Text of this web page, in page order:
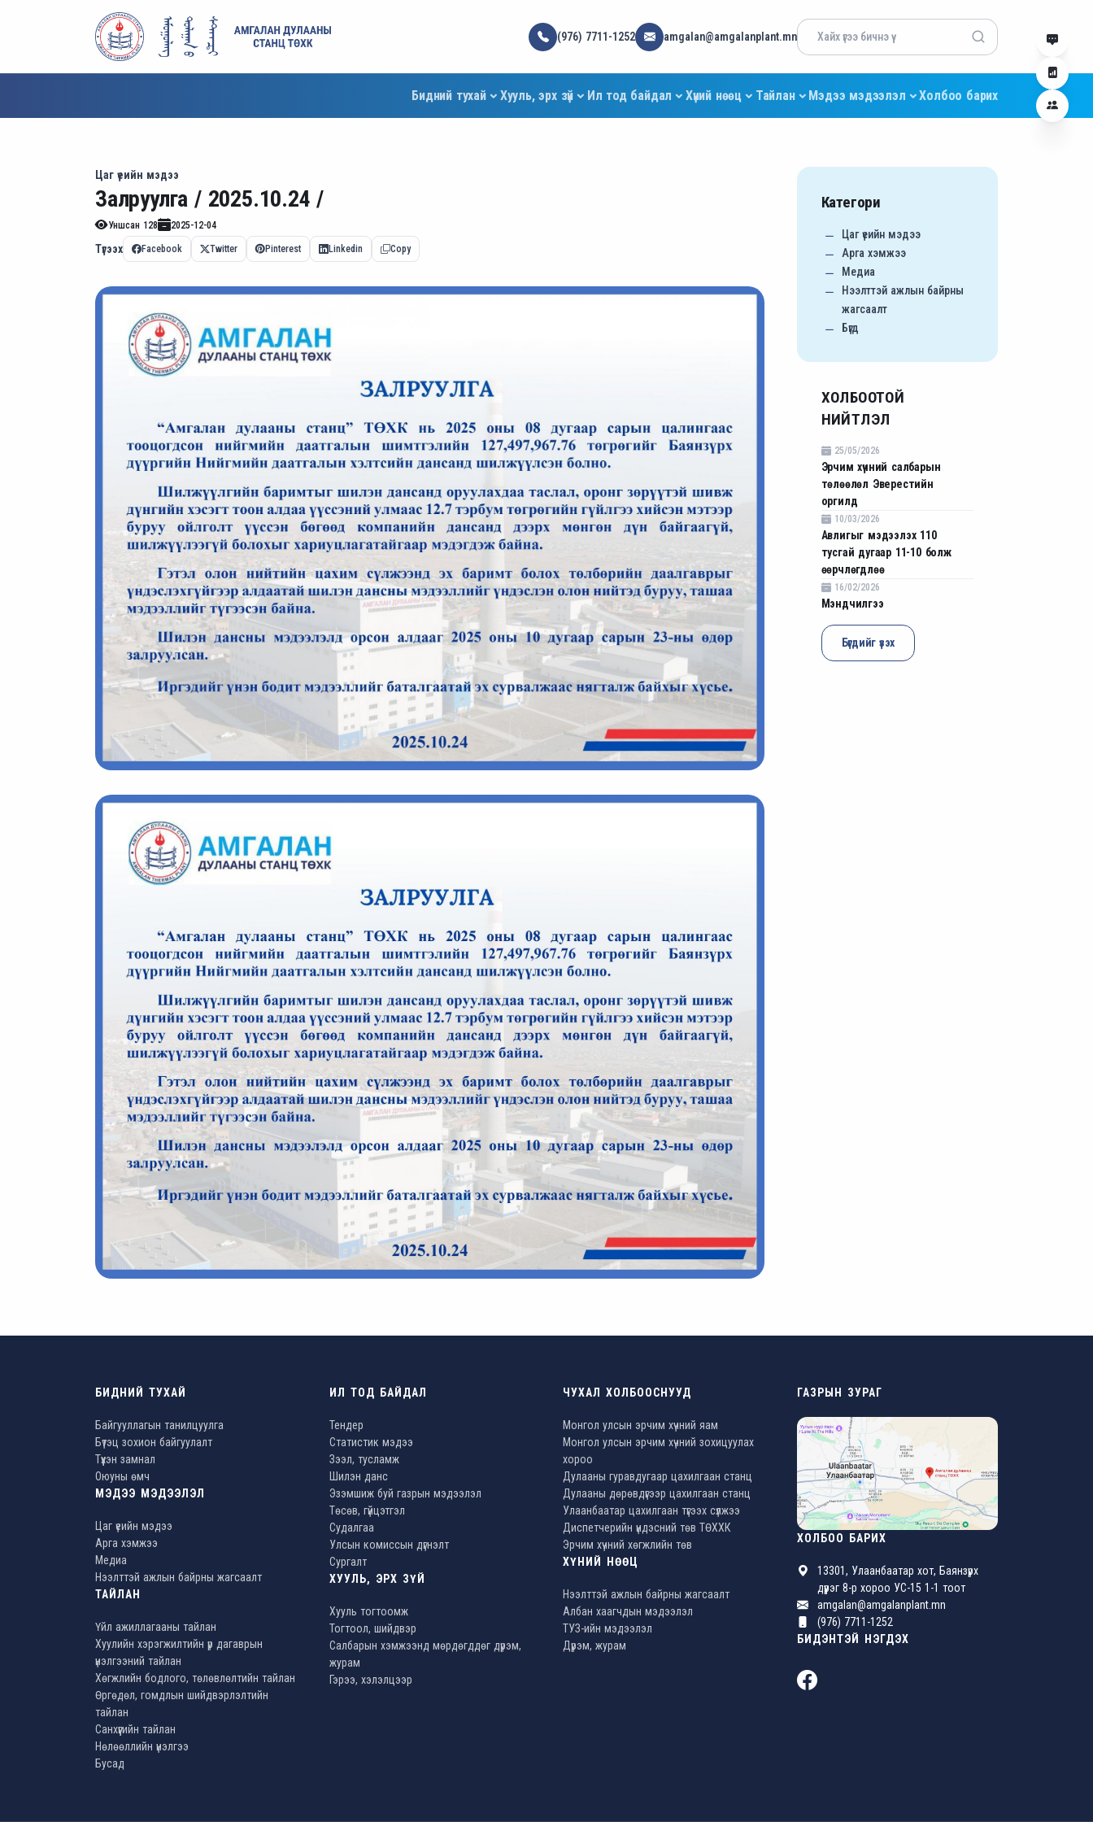
(976) 7711-1252 amgalan@amgalanplant.mn
Бидний тухай Хууль, эрх зүй Ил тод байдал Хүний нөөц Тайлан Мэдээ мэдээлэл Холбоо барих
Цаг үеийн мэдээ
Залруулга / 2025.10.24 /
Уншсан 128 2025-12-04
Түгээх Facebook Twitter Pinterest Linkedin Copy
Категори
Цаг үеийн мэдээ
Арга хэмжээ
Медиа
Нээлттэй ажлын байрны
жагсаалт
Бүгд
ХОЛБООТОЙ
НИЙТЛЭЛ
25/05/2026
Эрчим хүчний салбарын
төлөөлөл Эверестийн
оргилд
10/03/2026
Авлигыг мэдээлэх 110
тусгай дугаар 11-10 болж
өөрчлөгдлөө
16/02/2026
Мэндчилгээ
Бүгдийг үзэх
БИДНИЙ ТУХАЙ
Байгууллагын танилцуулга
Бүтэц зохион байгуулалт
Түүхэн замнал
Оюуны өмч
МЭДЭЭ МЭДЭЭЛЭЛ
Цаг үеийн мэдээ
Арга хэмжээ
Медиа
Нээлттэй ажлын байрны жагсаалт
ТАЙЛАН
Үйл ажиллагааны тайлан
Хуулийн хэрэгжилтийн үр дагаврын
үнэлгээний тайлан
Хөгжлийн бодлого, төлөвлөлтийн тайлан
Өргөдөл, гомдлын шийдвэрлэлтийн
тайлан
Санхүүгийн тайлан
Нөлөөллийн үнэлгээ
Бусад
ИЛ ТОД БАЙДАЛ
Тендер
Статистик мэдээ
Зээл, тусламж
Шилэн данс
Эзэмшиж буй газрын мэдээлэл
Төсөв, гүйцэтгэл
Судалгаа
Улсын комиссын дүгнэлт
Сургалт
ХУУЛЬ, ЭРХ ЗҮЙ
Хууль тогтоомж
Тогтоол, шийдвэр
Салбарын хэмжээнд мөрдөгддөг дүрэм,
журам
Гэрээ, хэлэлцээр
ЧУХАЛ ХОЛБООСНУУД
Монгол улсын эрчим хүчний яам
Монгол улсын эрчим хүчний зохицуулах
хороо
Дулааны гуравдугаар цахилгаан станц
Дулааны дөрөвдүгээр цахилгаан станц
Улаанбаатар цахилгаан түгээх сүлжээ
Диспетчерийн үндэсний төв ТӨХХК
Эрчим хүчний хөгжлийн төв
ХҮНИЙ НӨӨЦ
Нээлттэй ажлын байрны жагсаалт
Албан хаагчдын мэдээлэл
ТУЗ-ийн мэдээлэл
Дүрэм, журам
ГАЗРЫН ЗУРАГ
ХОЛБОО БАРИХ
13301, Улаанбаатар хот, Баянзүрх
дүүрэг 8-р хороо УС-15 1-1 тоот
amgalan@amgalanplant.mn
(976) 7711-1252
БИДЭНТЭЙ НЭГДЭХ